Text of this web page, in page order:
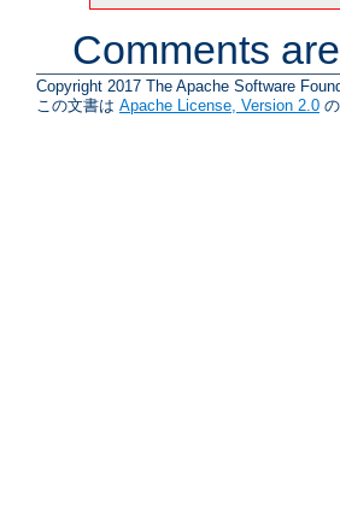
Comments
Copyright 2017 The Apache Software
この文書は Apache License, Version 2.0